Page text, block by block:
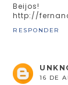
Beijos!
http://
RESPONDER
16 DE